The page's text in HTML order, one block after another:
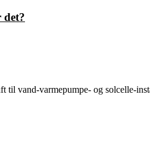
det?
vand-varmepumpe- og solcelle-